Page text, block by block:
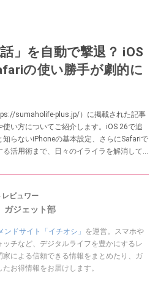
」を自動で撃退？ iOS
の使い勝手が劇的に
sumaholife-plus.jp/）に掲載された記事
い方についてご紹介します。iOS 26で追
らないiPhoneの基本設定、さらにSafariで
活用術まで、日々のイライラを解消して
確認ください。
レビュワー
ジェット部
ンドサイト「イチオシ」 を運営。スマホや
チなど、デジタルライフを豊かにするレ
による信頼できる情報をまとめたり、ガ
お得情報をお届けします。